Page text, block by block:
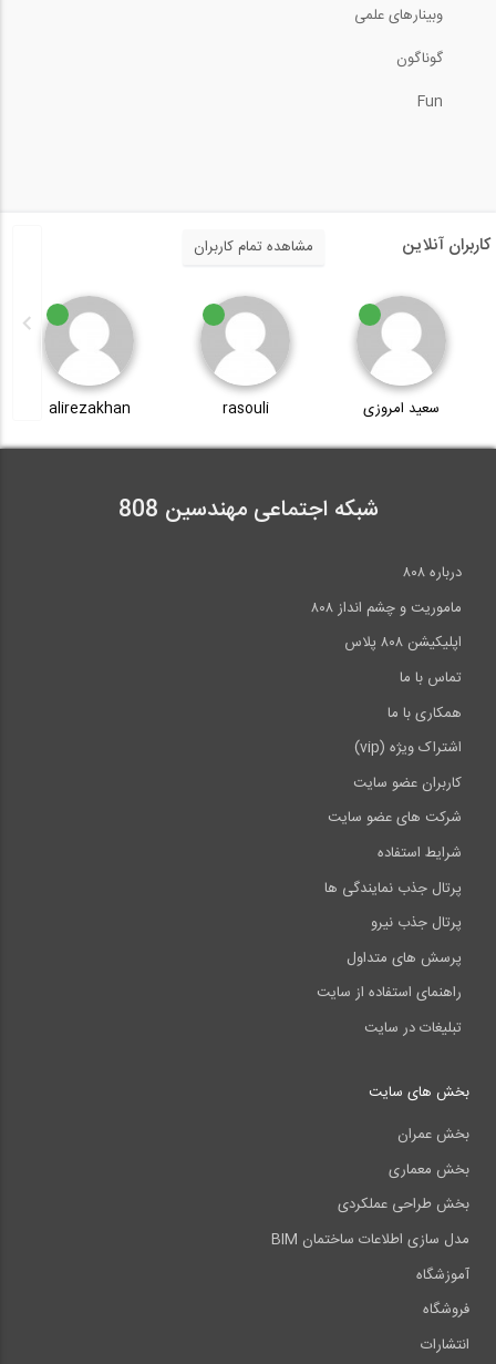
شهر هوشمند- نگاهی به سنگاپور، دوبی و...
فیلم ورکشاپ رایگان مقدمه ای بر طراحی...
وبینارهای علمی
گوناگون
Fun
کاربران آنلاین مشاهده تمام کاربران
سعید امروزی rasouli
alirezakhan
شبکه اجتماعی مهندسین 808
درباره ۸۰۸
ماموریت و چشم انداز ۸۰۸
اپلیکیشن ۸۰۸ پلاس
تماس با ما
همکاری با ما
اشتراک ویژه (vip)
کاربران عضو سایت
شرکت های عضو سایت
شرایط استفاده
پرتال جذب نمایندگی ها
پرتال جذب نیرو
پرسش های متداول
راهنمای استفاده از سایت
تبلیغات در سایت
بخش های سایت
بخش عمران
بخش معماری
بخش طراحی عملکردی
مدل سازی اطلاعات ساختمان BIM
آموزشگاه
فروشگاه
انتشارات